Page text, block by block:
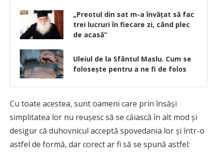
„Preotul din sat m-a învățat să fac
trei lucruri în fiecare zi, când plec
de acasă”
Uleiul de la Sfântul Maslu. Cum se
folosește pentru a ne fi de folos
Cu toate acestea, sunt oameni care prin însăși
simplitatea lor nu reușesc să se căiască în alt mod și
desigur că duhovnicul acceptă spovedania lor și într-o
astfel de formă, dar corect ar fi să se spună astfel: